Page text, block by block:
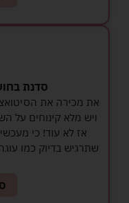
סדנת
את מכירה את
ויש מלא קינוחים על
אז לא עוד! כי